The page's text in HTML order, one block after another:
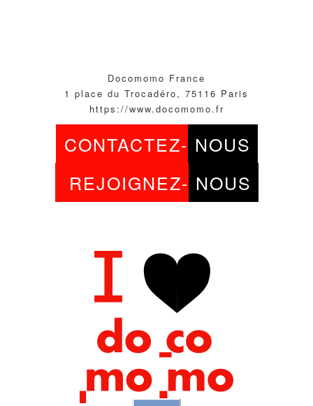
Docomomo France
1 place du Trocadéro, 75116 Paris
https://www.docomomo.fr
CONTACTEZ- NOUS
REJOIGNEZ- NOUS